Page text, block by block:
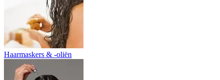
Haarmaskers & -oliën